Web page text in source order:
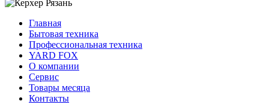
Главная
Бытовая техника
Профессиональная техника
YARD FOX
О компании
Сервис
Товары месяца
Контакты